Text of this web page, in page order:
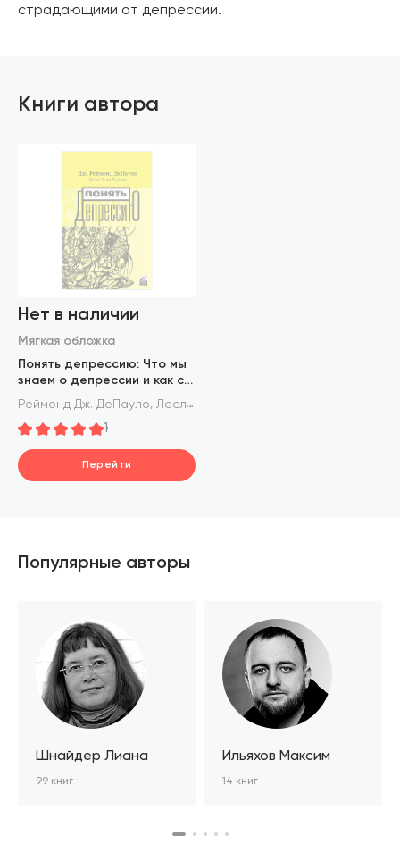
страдающими от депрессии.
Книги автора
Нет в наличии
Мягкая обложка
Понять депрессию: Что мы
знаем о депрессии и как с
ней бороться
Реймонд Дж. ДеПауло, Лесли Алан Хорвиц
1
Перейти
Популярные авторы
Шнайдер Лиана
99 книг
Ильяхов Максим
14 книг